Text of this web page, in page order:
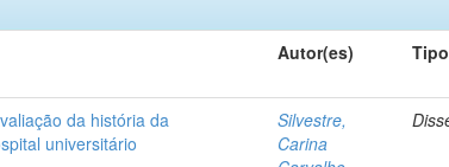
Autor(es) Tipo
da história da
universitário
Silvestre,
Carina